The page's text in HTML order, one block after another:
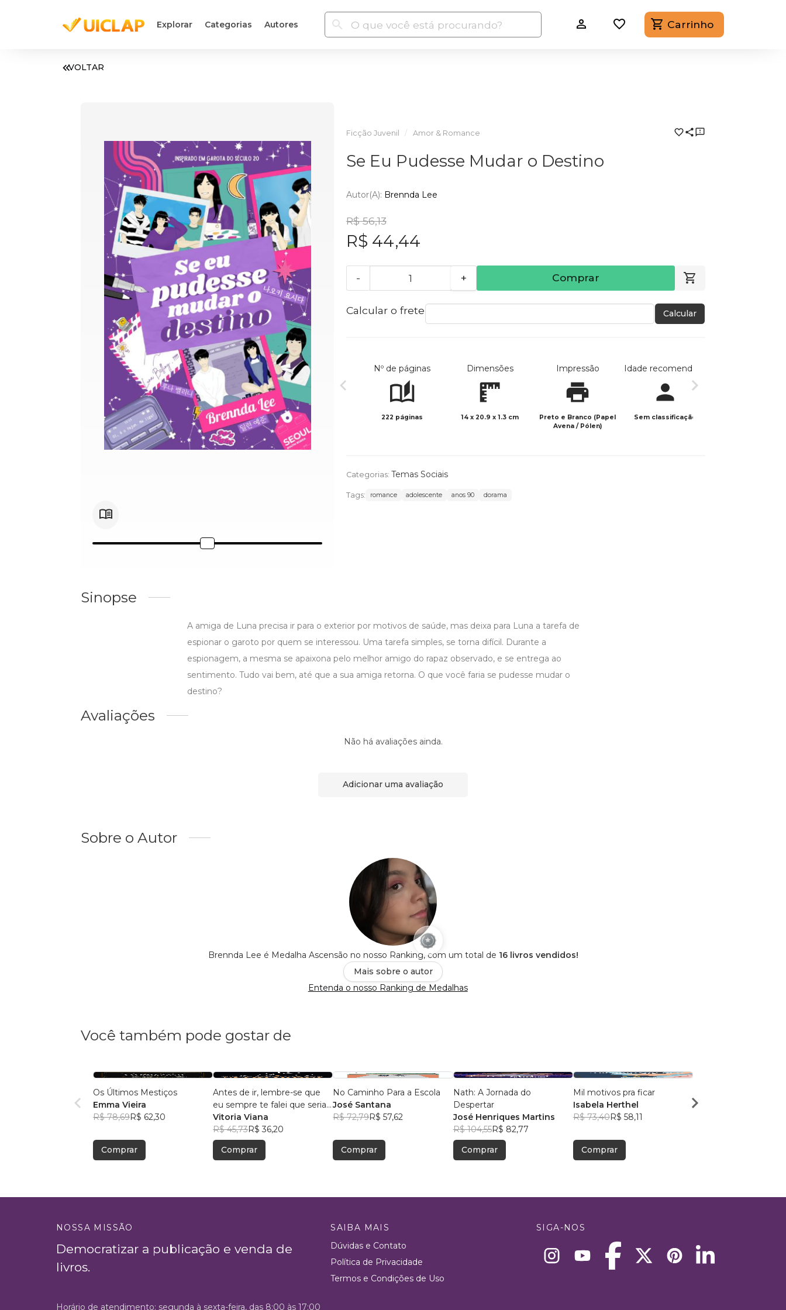
Explorar Categorias Autores Carrinho
VOLTAR
Ficção Juvenil Amor & Romance
Se Eu Pudesse Mudar o Destino
Autor(a): Brennda Lee
R$ 56,13
R$ 44,44
- + Comprar
Calcular o frete Calcular
Nº de páginas
222 páginas
Dimensões
14 x 20.9 x 1.3 cm
Impressão
Preto e Branco (Papel
Avena / Pólen)
Idade recomendada
Sem classificação
Categorias: Temas Sociais
Tags: romance adolescente anos 90 dorama
Sinopse
A amiga de Luna precisa ir para o exterior por motivos de saúde, mas deixa para Luna a tarefa de
espionar o garoto por quem se interessou. Uma tarefa simples, se torna difícil. Durante a
espionagem, a mesma se apaixona pelo melhor amigo do rapaz observado, e se entrega ao
sentimento. Tudo vai bem, até que a sua amiga retorna. O que você faria se pudesse mudar o
destino?
Avaliações
Não há avaliações ainda.
Adicionar uma avaliação
Sobre o Autor
Brennda Lee é Medalha Ascensão no nosso Ranking, com um total de 16 livros vendidos!
Mais sobre o autor
Entenda o nosso Ranking de Medalhas
Você também pode gostar de
Os Últimos Mestiços
Emma Vieira
R$ 78,69R$ 62,30
Comprar
Antes de ir, lembre-se que
eu sempre te falei que seria
amor
Vitoria Viana
R$ 45,73R$ 36,20
Comprar
No Caminho Para a Escola
José Santana
R$ 72,79R$ 57,62
Comprar
Nath: A Jornada do
Despertar
José Henriques Martins
R$ 104,55R$ 82,77
Comprar
Mil motivos pra ficar
Isabela Herthel
R$ 73,40R$ 58,11
Comprar
apaixonar
NOSSA MISSÃO
Democratizar a publicação e venda de
livros.
SAIBA MAIS
Dúvidas e Contato
Política de Privacidade
Termos e Condições de Uso
SIGA-NOS
Horário de atendimento: segunda à sexta-feira, das 8:00 às 17:00